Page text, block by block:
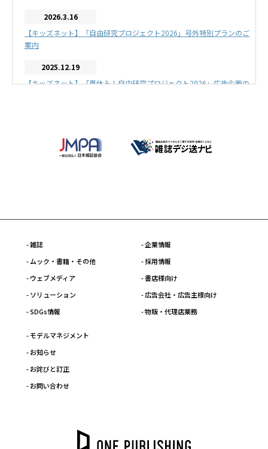
2026.3.16
【キッズネット】「自由研究プロジェクト2026」号外特別プランのご
案内
2025.12.19
【キッズネット】「夏休み！自由研究プロジェクト2026」広告企画の
企画のご案内
【こそだてまっぷ】園児・小学生ママ向けWEBメディア「こそだてまっ
2025.3.6
のご案内
2025.2.26
画のご案内
2023.11.22
【学研キッズネット】ご協賛社向け「まんがでわかるSDGs」企画のご
案内
タイアップ企画・最新版のご案内
- 雑誌
- ムック・書籍・その他
- ウェブメディア
- ソリューション
- SDGs情報
- 企業情報
- 採用情報
- 書店様向け
- 広告会社・広告主様向け
- 物販・代理店業務
- モデルマネジメント
- お知らせ
- お詫びと訂正
- お問い合わせ